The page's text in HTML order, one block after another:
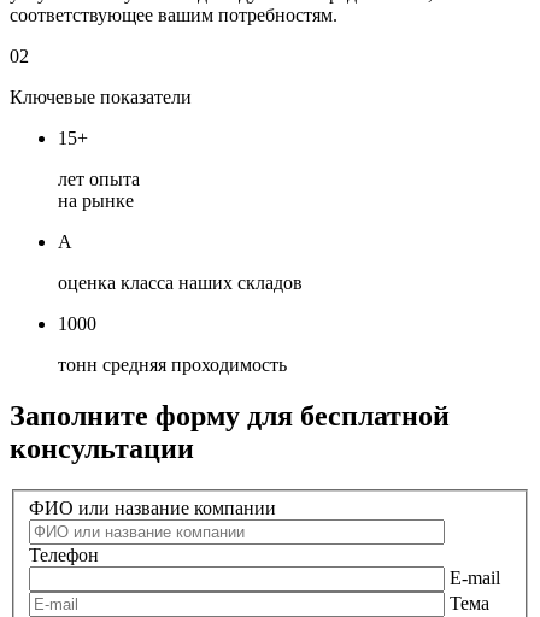
соответствующее вашим потребностям.
02
Ключевые показатели
15+
лет опыта
на рынке
А
оценка класса наших складов
1000
тонн средняя проходимость
Заполните форму для бесплатной
консультации
ФИО или название компании
Телефон
E-mail
Тема